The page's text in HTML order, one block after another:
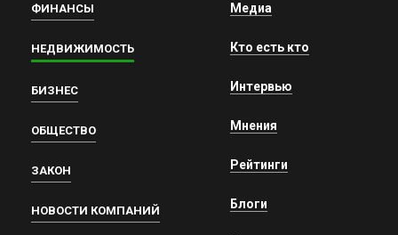
ФИНАНСЫ
НЕДВИЖИМОСТЬ
БИЗНЕС
ОБЩЕСТВО
ЗАКОН
НОВОСТИ КОМПАНИЙ
Медиа
Кто есть кто
Интервью
Мнения
Рейтинги
Блоги